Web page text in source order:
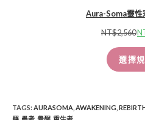
Aura-Soma靈性
NT$2,560
選擇
TAGS: AURASOMA AWAKENING